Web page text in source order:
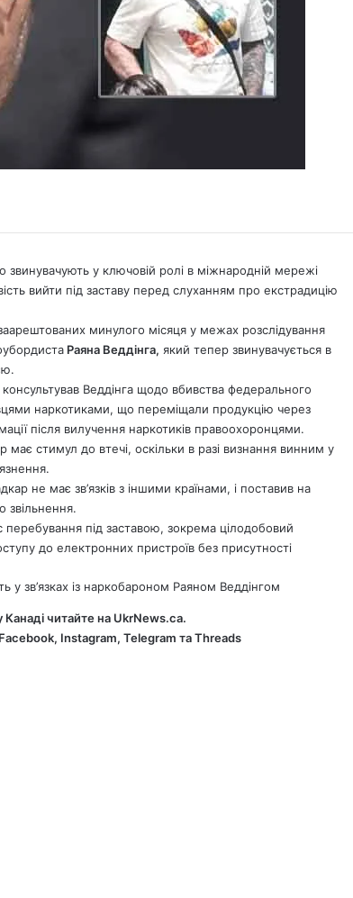
звинувачують у ключовій ролі в міжнародній мережі
вийти під заставу перед слуханням про екстрадицію
минулого місяця у межах розслідування
Раяна Веддінга, який тепер звинувачується в
Веддінга щодо вбивства федерального
наркотиками, що переміщали продукцію через
після вилучення наркотиків правоохоронцями.
стимул до втечі, оскільки в разі визнання винним у
не має зв’язків з іншими країнами, і поставив на
звільнення.
під заставою, зокрема цілодобовий
до електронних пристроїв без присутності
у зв’язках із наркобароном Раяном Веддінгом
Канаді читайте на UkrNews.ca.
Facebook, Instagram, Telegram таThreads